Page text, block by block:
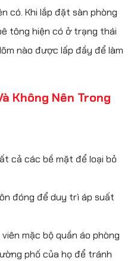
có. Khi lắp đặt sàn phòng
tông hiện có ở trạng thái
nào được lấp đầy để làm
Không Nên Trong
cả các bề mặt để loại bỏ
đóng để duy trì áp suất
mặc bộ quần áo phòng
phố của họ để tránh